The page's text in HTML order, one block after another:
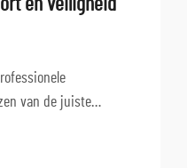
en veiligheid
van de juiste
en